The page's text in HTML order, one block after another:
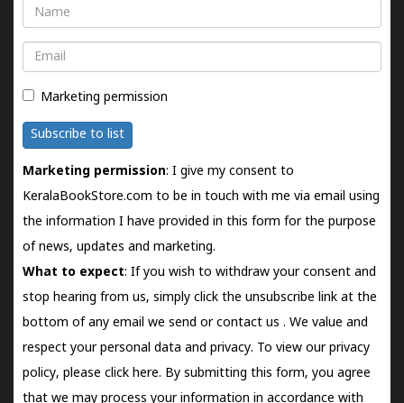
Name
Email
Marketing permission
Subscribe to list
Marketing permission: I give my consent to
KeralaBookStore.com to be in touch with me via email using
the information I have provided in this form for the purpose
of news, updates and marketing.
What to expect: If you wish to withdraw your consent and
stop hearing from us, simply click the unsubscribe link at the
bottom of any email we send orcontact us . We value and
respect your personal data and privacy. To view our privacy
policy, please click here. By submitting this form, you agree
that we may process your information in accordance with